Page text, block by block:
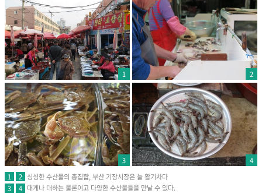
1 2
3
4
1
2 싱싱한 수산물의 총집합, 부산 기장시장은 늘 활기차다
3
4 대게나 대하는 물론이고 다양한 수산물들을 만날 수 있다.